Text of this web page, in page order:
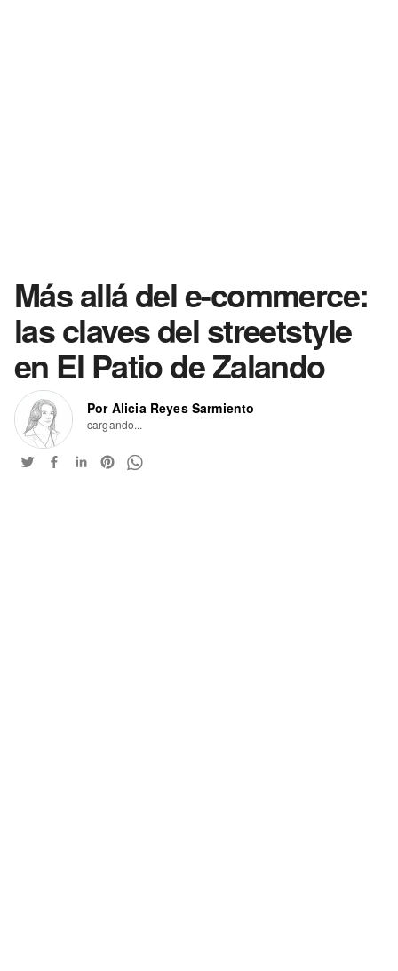
Más allá del e-commerce:
las claves del streetstyle
en El Patio de Zalando
Por Alicia Reyes Sarmiento
cargando...